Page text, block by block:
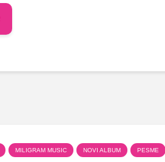
MILIGRAM MUSIC NOVI ALBUM PESME